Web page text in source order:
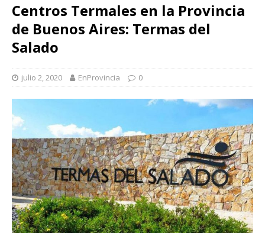
Centros Termales en la Provincia
de Buenos Aires: Termas del
Salado
julio 2, 2020 EnProvincia 0